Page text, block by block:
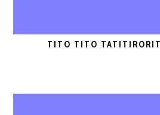
TITO TITO